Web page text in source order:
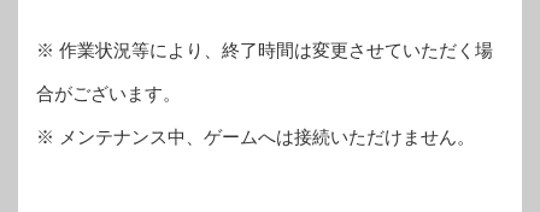
※ 作業状況等により、終了時間は変更させていただく場
合がございます。
※ メンテナンス中、ゲームへは接続いただけません。